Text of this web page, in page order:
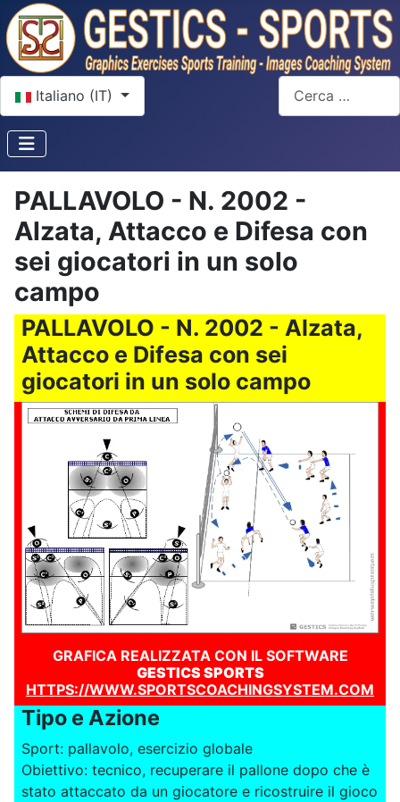
Seleziona la tua lingua
Italiano (IT)
Cerca
PALLAVOLO - N. 2002 -
Alzata, Attacco e Difesa con
sei giocatori in un solo
campo
PALLAVOLO - N. 2002 - Alzata,
Attacco e Difesa con sei
giocatori in un solo campo
GRAFICA REALIZZATA CON IL SOFTWARE
GESTICS SPORTS
HTTPS://WWW.SPORTSCOACHINGSYSTEM.COM
Tipo e Azione
Sport: pallavolo, esercizio globale
Obiettivo: tecnico, recuperare il pallone dopo che è
stato attaccato da un giocatore e ricostruire il gioco